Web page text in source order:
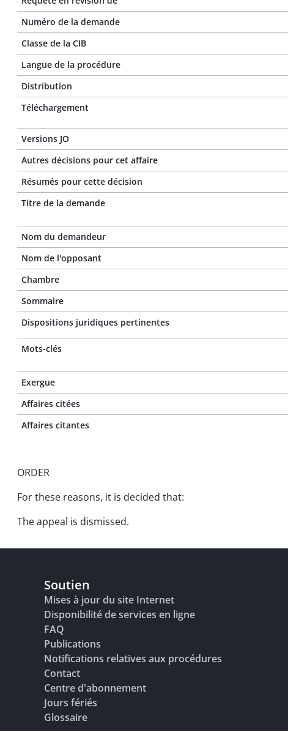
Numéro de la demande
Classe de la CIB
Langue de la procédure
Distribution
Téléchargement
Versions JO
Autres décisions pour cet affaire
Résumés pour cette décision
Titre de la demande
Nom du demandeur
Nom de l'opposant
Chambre
Sommaire
Dispositions juridiques pertinentes
Mots-clés
Exergue
Affaires citées
Affaires citantes
ORDER
For these reasons, it is decided that:
The appeal is dismissed.
Soutien
Mises à jour du site Internet
Disponibilité de services en ligne
FAQ
Publications
Notifications relatives aux procédures
Contact
Centre d'abonnement
Jours fériés
Glossaire